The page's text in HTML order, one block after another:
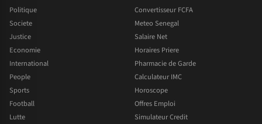
Politique
Societe
Justice
Economie
International
People
Sports
Football
Lutte
Convertisseur FCFA
Meteo Senegal
Salaire Net
Horaires Priere
Pharmacie de Garde
Calculateur IMC
Horoscope
Offres Emploi
Simulateur Credit